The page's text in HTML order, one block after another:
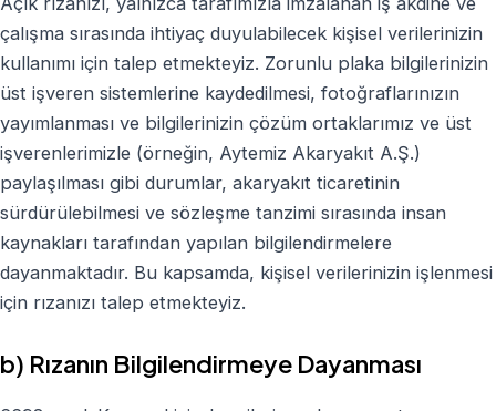
çalışma sırasında ihtiyaç duyulabilecek kişisel verilerinizin
kullanımı için talep etmekteyiz. Zorunlu plaka bilgilerinizin
üst işveren sistemlerine kaydedilmesi, fotoğraflarınızın
yayımlanması ve bilgilerinizin çözüm ortaklarımız ve üst
işverenlerimizle (örneğin, Aytemiz Akaryakıt A.Ş.)
paylaşılması gibi durumlar, akaryakıt ticaretinin
sürdürülebilmesi ve sözleşme tanzimi sırasında insan
kaynakları tarafından yapılan bilgilendirmelere
dayanmaktadır. Bu kapsamda, kişisel verilerinizin işlenmesi
için rızanızı talep etmekteyiz.
b) Rızanın Bilgilendirmeye Dayanması